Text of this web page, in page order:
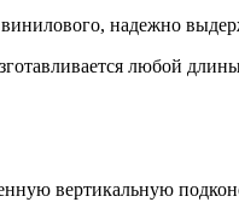
надежно
любой
вертикальную